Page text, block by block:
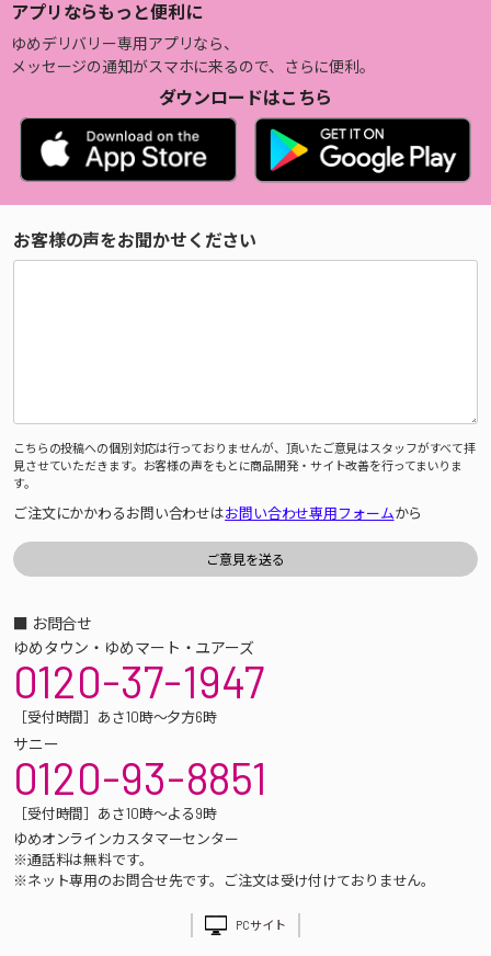
アプリならもっと便利に
ゆめデリバリー専用アプリなら、
メッセージの通知がスマホに来るので、さらに便利。
ダウンロードはこちら
お客様の声をお聞かせください
こちらの投稿への個別対応は行っておりませんが、頂いたご意見はスタッフがすべて拝
見させていただきます。お客様の声をもとに商品開発・サイト改善を行ってまいりま
す。
ご注文にかかわるお問い合わせはお問い合わせ専用フォームから
■ お問合せ
ゆめタウン・ゆめマート・ユアーズ
0120-37-1947
［受付時間］あさ10時～夕方6時
サニー
0120-93-8851
［受付時間］あさ10時～よる9時
ゆめオンラインカスタマーセンター
※通話料は無料です。
※ネット専用のお問合せ先です。ご注文は受け付けておりません。
PCサイト